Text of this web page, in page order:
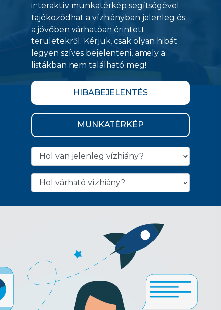
interaktív munkatérkép segítségével
tájékozódhat a vízhiányban jelenleg és
a jövőben várhatóan érintett
területekről. Kérjük, csak olyan hibát
legyen szíves bejelenteni, amely a
listákban nem található meg!
HIBABEJELENTÉS
MUNKATÉRKÉP